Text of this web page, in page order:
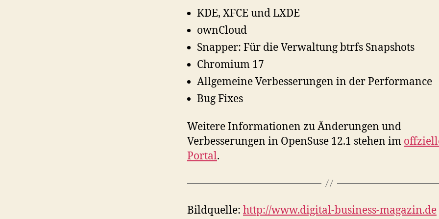
KDE, XFCE und LXDE
ownCloud
Snapper: Für die Verwaltung btrfs Snapshots
Chromium 17
Allgemeine Verbesserungen in der Performance
Bug Fixes
Weitere Informationen zu Änderungen und
Verbesserungen in OpenSuse 12.1 stehen im
Portal.
Bildquelle: http://www.digital-business-magazin.de